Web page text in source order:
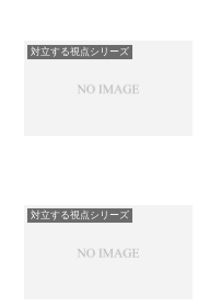
対立する視点シリーズ
対立する視点シリーズ